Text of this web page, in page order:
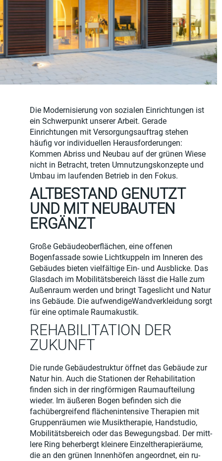
Die Modernisierung von sozialen Einrichtungen ist
ein Schwerpunkt unserer Arbeit. Gerade
Einrichtungen mit Versorgungsauftrag stehen
häufig vor individuellen Herausforderungen:
Kommen Abriss und Neubau auf der grünen Wiese
nicht in Betracht, treten Umnutzungskonzepte und
Umbau im laufenden Betrieb in den Fokus.
ALTBESTAND GENUTZT
UND MIT NEUBAUTEN
ERGÄNZT
Große Gebäudeoberflächen, eine offenen
Bogenfassade sowie Lichtkuppeln im Inneren des
Gebäudes bieten vielfältige Ein- und Ausblicke. Das
Glasdach im Mobilitätsbereich lässt die Halle zum
Außenraum werden und bringt Tageslicht und Natur
ins Gebäude. Die aufwendigeWandverkleidung sorgt
für eine optimale Raumakustik.
REHABILITATION DER
ZUKUNFT
Die runde Gebäudestruktur öffnet das Gebäude zur
Natur hin. Auch die Stationen der Rehabi­litation
finden sich in der ringförmigen Raumauf­teilung
wieder. Im äußeren Bogen befinden sich die
fachübergreifend flächenintensive Therapien mit
Gruppenräumen wie Musiktherapie, Handstudio,
Mobilitätsbereich oder das Bewegungsbad. Der mitt­
lere Ring beherbergt kleinere Einzeltherapieräume,
die an den grünen Innenhöfen angeordnet, ein ru­